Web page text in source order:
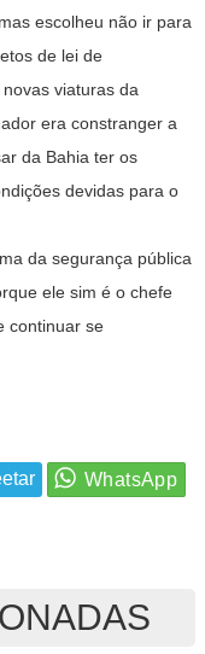
escolheu não ir para
de lei de
viaturas da
era constranger a
da Bahia ter os
devidas para o
da segurança pública
ele sim é o chefe
continuar se